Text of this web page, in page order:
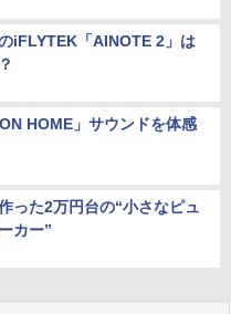
iFLYTEK「AINOTE 2」は
HOME」サウンドを体感
った2万円台の“小さなピュ
カー”